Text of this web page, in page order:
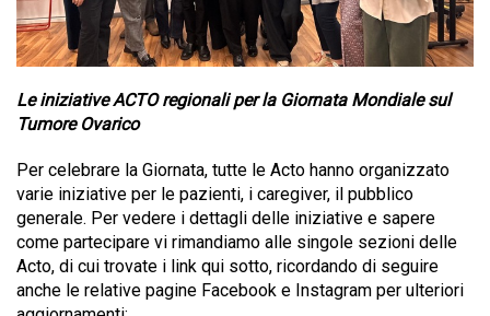
Le iniziative ACTO regionali per la Giornata Mondiale sul
Tumore Ovarico
Per celebrare la Giornata, tutte le Acto hanno organizzato
varie iniziative per le pazienti, i caregiver, il pubblico
generale. Per vedere i dettagli delle iniziative e sapere
come partecipare vi rimandiamo alle singole sezioni delle
Acto, di cui trovate i link qui sotto, ricordando di seguire
anche le relative pagine Facebook e Instagram per ulteriori